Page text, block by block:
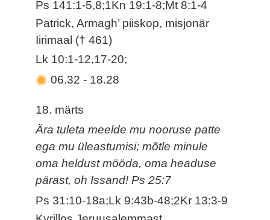
Ps 141:1-5,8;1Kn 19:1-8;Mt 8:1-4
Patrick, Armagh’ piiskop, misjonär
Iirimaal († 461)
Lk 10:1-12,17-20;
06.32- 18.28
18. märts
Ära tuleta meelde mu nooruse patte
ega mu üleastumisi; mõtle minule
oma heldust mööda, oma headuse
pärast, oh Issand! Ps 25:7
Ps 31:10-18a;Lk 9:43b-48;2Kr 13:3-9